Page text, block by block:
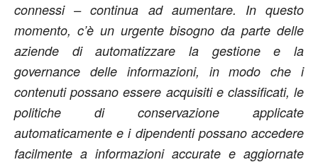
connessi – continua ad aumentare. In questo
momento, c’è un urgente bisogno da parte delle
aziende di automatizzare la gestione e la
governance delle informazioni, in modo che i
contenuti possano essere acquisiti e classificati, le
politiche di conservazione applicate
automaticamente e i dipendenti possano accedere
facilmente a informazioni accurate e aggiornate